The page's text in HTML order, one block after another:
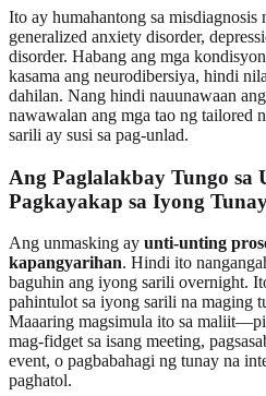
Ito ay humahantong sa
generalized anxiety disorder,
disorder. Habang ang mga
kasama ang neurodibersiya, hindi
dahilan. Nang hindi nauunawaan
nawawalan ang mga tao ng tailored
sarili ay susi sa pag-unlad.
Ang Paglalakbay Tungo sa
Pagkayakap sa Iyong
Ang unmasking ay unti-unting
kapangyarihan. Hindi ito
baguhin ang iyong sarili overnight.
pahintulot sa iyong sarili na maging
Maaaring magsimula ito sa
mag-fidget sa isang meeting,
event, o pagbabahagi ng tunay na
paghatol.